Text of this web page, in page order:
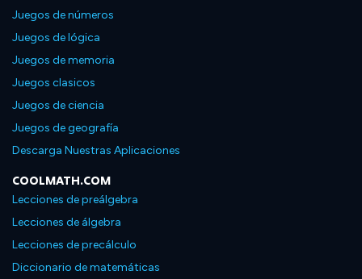
Juegos de números
Juegos de lógica
Juegos de memoria
Juegos clasicos
Juegos de ciencia
Juegos de geografía
Descarga Nuestras Aplicaciones
COOLMATH.COM
Lecciones de preálgebra
Lecciones de álgebra
Lecciones de precálculo
Diccionario de matemáticas